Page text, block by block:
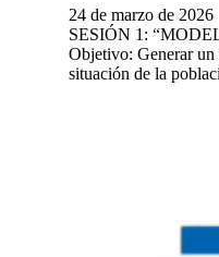
24 de marzo de 2026
SESIÓN 1:
Objetivo: Generar un
situación de la